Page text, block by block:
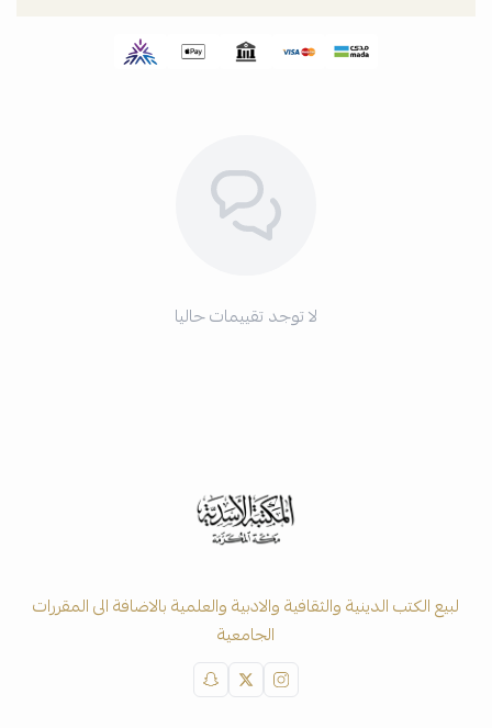
لا توجد تقييمات حاليا
لبيع الكتب الدينية والثقافية والادبية والعلمية بالاضافة الى المقررات
الجامعية